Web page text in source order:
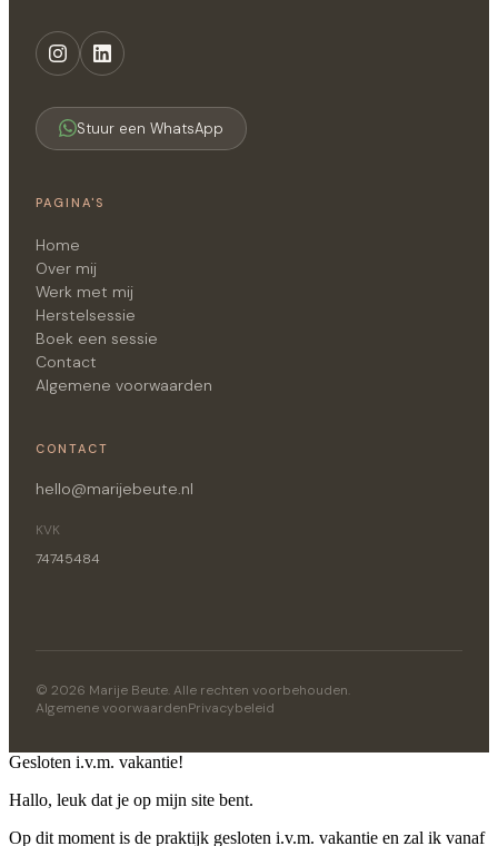
Stuur een WhatsApp
PAGINA'S
Home
Over mij
Werk met mij
Herstelsessie
Boek een sessie
Contact
Algemene voorwaarden
CONTACT
hello@marijebeute.nl
KVK
74745484
© 2026 Marije Beute. Alle rechten voorbehouden.
Algemene voorwaardenPrivacybeleid
Gesloten i.v.m. vakantie!
Hallo, leuk dat je op mijn site bent.
Op dit moment is de praktijk gesloten i.v.m. vakantie en zal ik vanaf